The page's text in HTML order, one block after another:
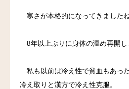
寒さが本格的になってきましたね
8年以上ぶりに身体の温め再開し
私も以前は冷え性で貧血もあっ
冷え取りと漢方で冷え性克服。